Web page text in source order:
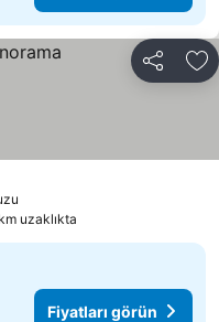
Paylaş
uzaklıkta
Fiyatları görün